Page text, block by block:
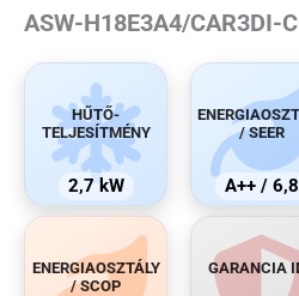
ASW-H18E3A4/CAR3DI-
HŰTŐ-
TELJESÍTMÉNY
2,7 kW
/ SEER
A++ / 6,8
ENERGIAOSZTÁLY
/ SCOP
GARANCIA